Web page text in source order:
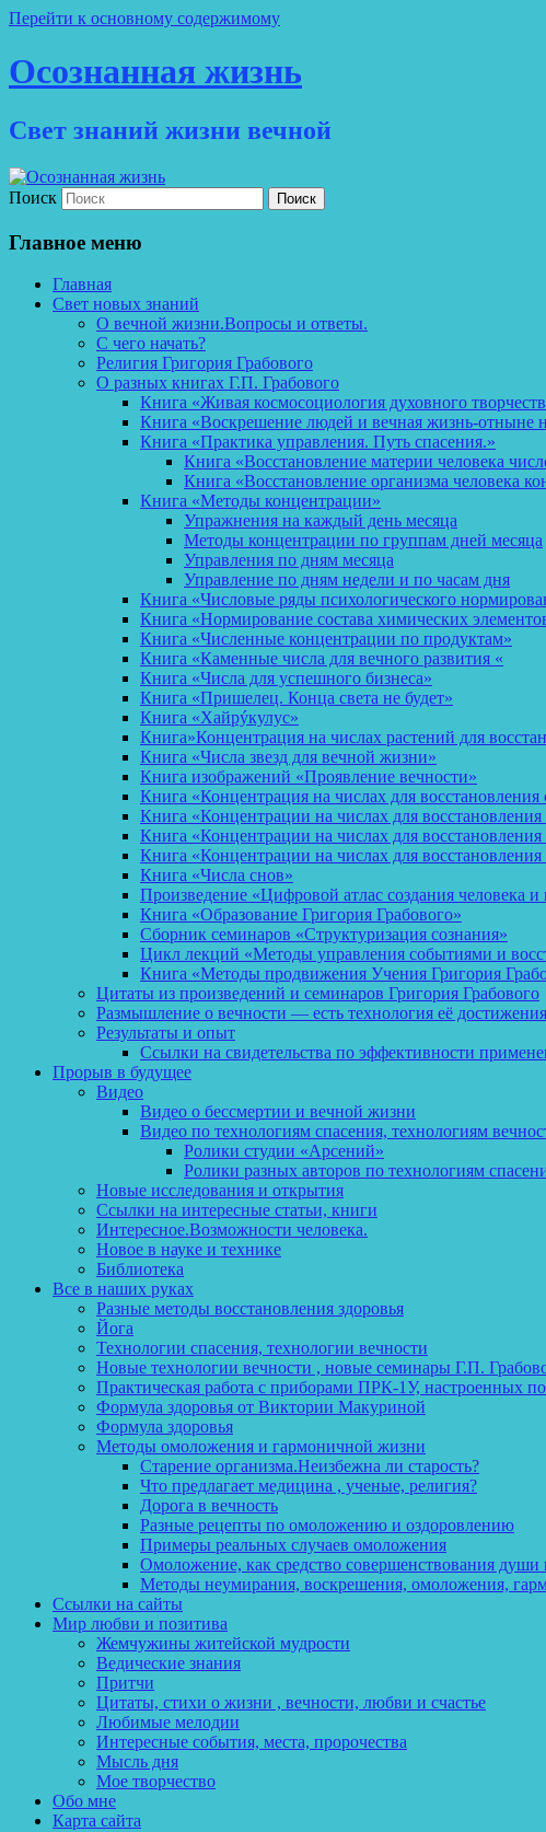
Перейти к основному содержимому
Осознанная жизнь
Свет знаний жизни вечной
Поиск
Главное меню
Главная
Свет новых знаний
О вечной жизни.Вопросы и ответы.
С чего начать?
Религия Григория Грабового
О разных книгах Г.П. Грабового
Книга «Живая космосоциология духовного
Книга «Воскрешение людей и вечная жизнь-отныне
Книга «Практика управления. Путь спасения.»
Книга «Восстановление материи человека
Книга «Восстановление организма человека
Книга «Методы концентрации»
Упражнения на каждый день месяца
Методы концентрации по группам дней месяца
Управления по дням месяца
Управление по дням недели и по часам дня
Книга «Числовые ряды психологического
Книга «Нормирование состава химических
Книга «Численные концентрации по продуктам»
Книга «Каменные числа для вечного развития «
Книга «Числа для успешного бизнеса»
Книга «Пришелец. Конца света не будет»
Книга «Хайрýкулус»
Книга»Концентрация на числах растений для
Книга «Числа звезд для вечной жизни»
Книга изображений «Проявление вечности»
Книга «Концентрация на числах для восстановления
Книга «Концентрации на числах для
Книга «Концентрации на числах для
Книга «Концентрации на числах для
Книга «Числа снов»
Произведение «Цифровой атлас создания человека
Книга «Образование Григория Грабового»
Сборник семинаров «Структуризация сознания»
Цикл лекций «Методы управления событиями и
Книга «Методы продвижения Учения Григория
Цитаты из произведений и семинаров Григория Грабового
Размышление о вечности — есть технология её достижения
Результаты и опыт
Ссылки на свидетельства по эффективности
Прорыв в будущее
Видео
Видео о бессмертии и вечной жизни
Видео по технологиям спасения, технологиям
Ролики студии «Арсений»
Ролики разных авторов по технологиям
Новые исследования и открытия
Ссылки на интересные статьи, книги
Интересное.Возможности человека.
Новое в науке и технике
Библиотека
Все в наших руках
Разные методы восстановления здоровья
Йога
Технологии спасения, технологии вечности
Новые технологии вечности , новые семинары Г.П.
Практическая работа с приборами ПРК-1У, настроенных
Формула здоровья от Виктории Макуриной
Формула здоровья
Методы омоложения и гармоничной жизни
Старение организма.Неизбежна ли старость?
Что предлагает медицина , ученые, религия?
Дорога в вечность
Разные рецепты по омоложению и оздоровлению
Примеры реальных случаев омоложения
Омоложение, как средство совершенствования души
Методы неумирания, воскрешения, омоложения,
Ссылки на сайты
Мир любви и позитива
Жемчужины житейской мудрости
Ведические знания
Притчи
Цитаты, стихи о жизни , вечности, любви и счастье
Любимые мелодии
Интересные события, места, пророчества
Мысль дня
Мое творчество
Обо мне
Карта сайта